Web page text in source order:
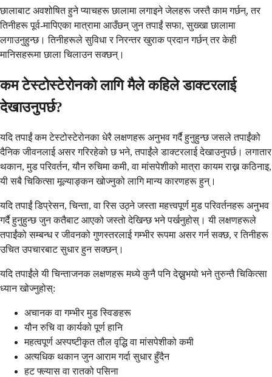
छालाबाट अवशोषित हुने प्याचहरू छालामा लगाइने जेलहरू जस्तै काम गर्छन्, तर
तिनीहरू पूर्व-मापिएका मात्रामा आउँछन् जुन तपाईं सफा, सुख्खा छालामा
लगाउनुहुन्छ। तिनीहरूले सुविधा र निरन्तर खुराक प्रदान गर्छन् तर केही
मानिसहरूमा छाला चिलाउन सक्छन्।
कम टेस्टोस्टेरोनको लागि मैले कहिले डाक्टरलाई
देखाउनुपर्छ?
यदि तपाईं कम टेस्टोस्टेरोनका धेरै लक्षणहरू अनुभव गर्दै हुनुहुन्छ जसले तपाईंको
दैनिक जीवनलाई असर गरिरहेको छ भने, तपाईंले डाक्टरलाई देखाउनुपर्छ। लगातार
थकान, मुड परिवर्तन, यौन रुचिमा कमी, वा मांसपेशीको मात्रा कायम राख्न कठिनाइ,
यी सबै चिकित्सा मूल्याङ्कन खोज्नुको लागि मान्य कारणहरू हुन्।
यदि तपाईं डिप्रेसन, चिन्ता, वा रिस उठ्ने जस्ता महत्त्वपूर्ण मुड परिवर्तनहरू अनुभव
गर्दै हुनुहुन्छ जुन कतैबाट आएको जस्तो देखिन्छ भने पर्खनुहोस्। यी लक्षणहरूले
तपाईंको सम्बन्ध र जीवनको गुणस्तरलाई गम्भीर रूपमा असर गर्न सक्छ, र तिनीहरू
उचित उपचारबाट सुधार हुन सक्छन्।
यदि तपाईंले यी चिन्ताजनक लक्षणहरू मध्ये कुनै पनि देख्नुभयो भने तुरुन्तै चिकित्सा
ध्यान खोज्नुहोस्:
अचानक वा गम्भीर मुड स्विङहरू
यौन रुचि वा कार्यको पूर्ण हानि
महत्वपूर्ण अस्पष्टीकृत तौल वृद्धि वा मांसपेशीको कमी
अत्यधिक थकान जुन आराम गर्दा सुधार हुँदैन
हट फ्ल्यास वा रातको पसिना